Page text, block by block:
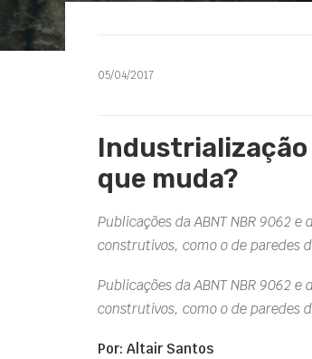
05/04/2017
Industrialização
que muda?
Publicações da ABNT NBR 9062
construtivos, como o de paredes
Publicações da ABNT NBR 9062
construtivos, como o de paredes
Por: Altair Santos